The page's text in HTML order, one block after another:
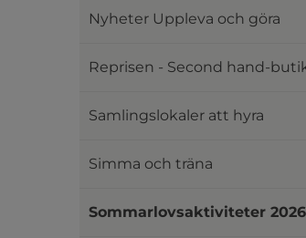
Nyheter Uppleva och göra
Reprisen - Second hand-
Samlingslokaler att hyra
Simma och träna
Sommarlovsaktiviteter 2026